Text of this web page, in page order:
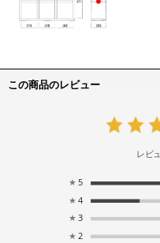
この商品のレビュー
レビ
★ 5
★ 4
★ 3
★ 2